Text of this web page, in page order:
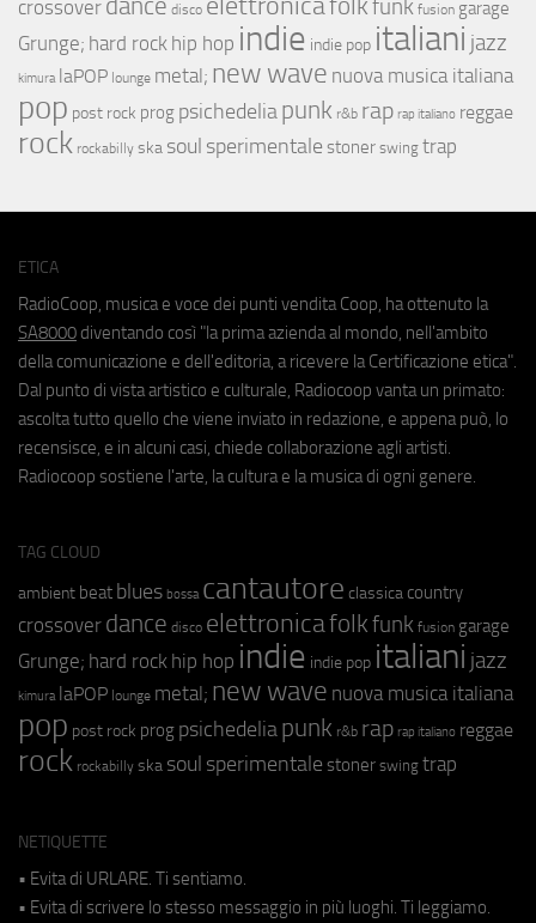
crossover disco folkfunk fusion garage
Grunge; hard rock hip hop indie indie pop italiani jazz
kimura laPOP lounge metal; new wave nuova musica italiana
pop post rock prog psichedeliapunk r&b rap rap italiano reggae
rock rockabilly ska soul sperimentale stoner swing trap
ETICA
RadioCoop, musica e voce dei punti vendita Coop, ha ottenuto la
SA8000 diventando così "la prima azienda al mondo, nell'ambito
della comunicazione e dell'editoria, a ricevere la Certificazione etica".
Dal punto di vista artistico e culturale, Radiocoop vanta un primato:
ascolta tutto quello che viene inviato in redazione, e appena può, lo
recensisce, e in alcuni casi, chiede collaborazione agli artisti.
Radiocoop sostiene l'arte, la cultura e la musica di ogni genere.
TAG CLOUD
ambient beat blues bossa cantautore classica country
crossover dance disco elettronicafolkfunk fusion garage
Grunge; hard rock hip hop indie indie pop italiani jazz
kimura laPOP lounge metal; new wave nuova musica italiana
pop post rock prog psichedeliapunk r&b rap rap italiano reggae
rock rockabilly ska soul sperimentale stoner swing trap
NETIQUETTE
• Evita di URLARE. Ti sentiamo.
• Evita di scrivere lo stesso messaggio in più luoghi. Ti leggiamo.